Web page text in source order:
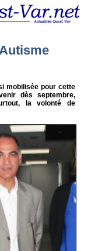
mobilisée pour cette
dès septembre,
la volonté de